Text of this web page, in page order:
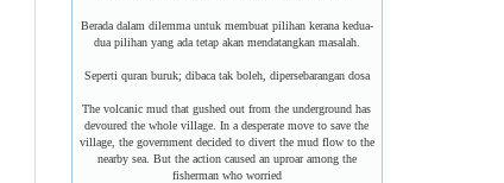
Berada dalam dilemma untuk membuat pilihan kerana kedua-
dua pilihan yang ada tetap akan mendatangkan masalah.
Seperti quran buruk; dibaca tak boleh, dipersebarangan dosa
The volcanic mud that gushed out from the underground has
devoured the whole village. In a desperate move to save the
village, the government decided to divert the mud flow to the
nearby sea. But the action caused an uproar among the
fisherman who worried